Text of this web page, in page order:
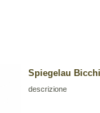
Spiegelau
descrizione